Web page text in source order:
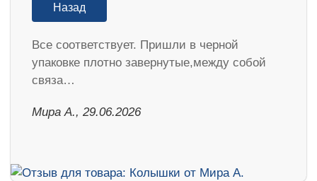
Назад
Все соответствует. Пришли в черной
упаковке плотно завернутые,между собой
связа…
Мира А., 29.06.2026